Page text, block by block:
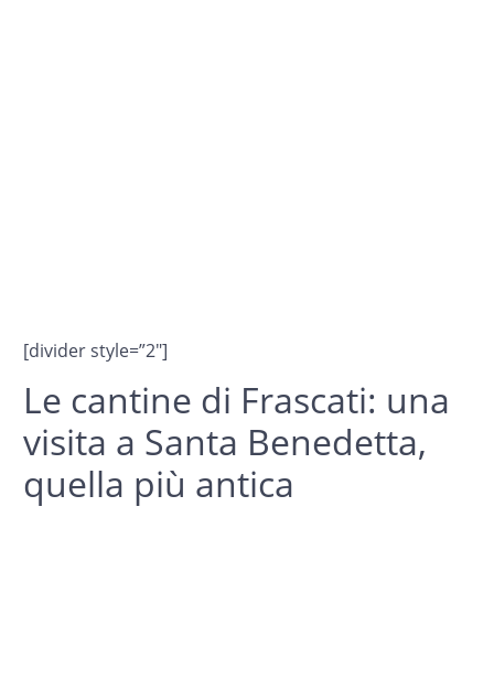
[divider style=”2″]
Le cantine di Frascati: una
visita a Santa Benedetta,
quella più antica